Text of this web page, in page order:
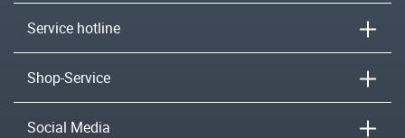
Service hotline
Shop-Service
Social Media